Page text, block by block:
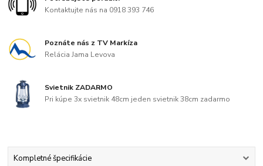
Kontaktujte nás na 0918 393 746
Poznáte nás z TV Markíza
Relácia Jama Levova
Svietnik ZADARMO
Pri kúpe 3x svietnik 48cm jeden svietnik 38cm zadarmo
Kompletné špecifikácie